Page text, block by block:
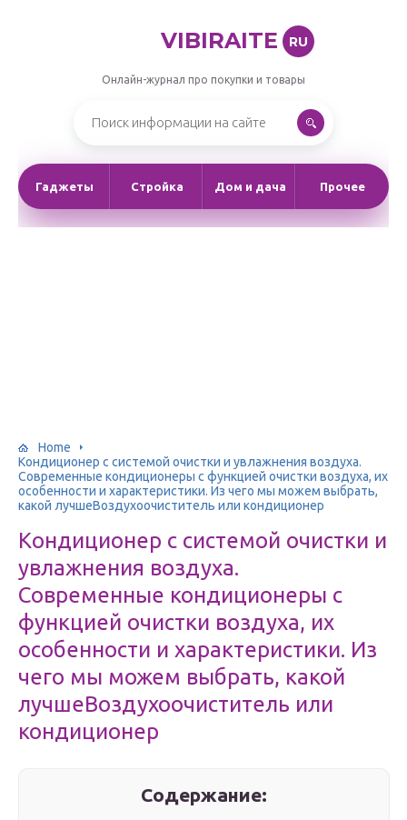
VIBIRAITE RU
Онлайн-журнал про покупки и товары
Гаджеты Стройка Дом и дача Прочее
Home
Кондиционер с системой очистки и увлажнения воздуха.
Современные кондиционеры с функцией очистки воздуха, их
особенности и характеристики. Из чего мы можем выбрать,
какой лучшеВоздухоочиститель или кондиционер
Кондиционер с системой очистки и
увлажнения воздуха.
Современные кондиционеры с
функцией очистки воздуха, их
особенности и характеристики. Из
чего мы можем выбрать, какой
лучшеВоздухоочиститель или
кондиционер
Содержание: